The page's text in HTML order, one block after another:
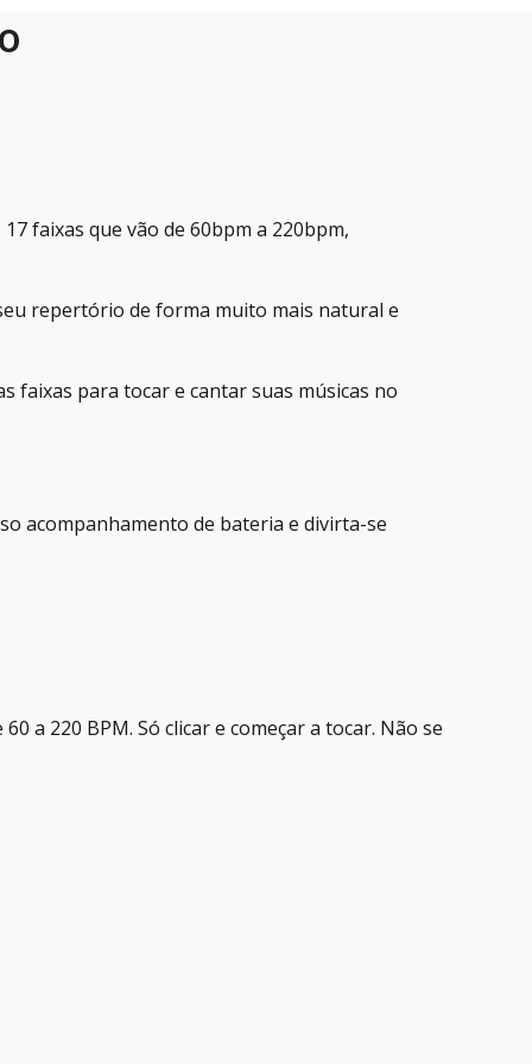
faixas que vão de 60bpm a 220bpm,
repertório de forma muito mais natural e
faixas para tocar e cantar suas músicas no
acompanhamento de bateria e divirta-se
a 220 BPM. Só clicar e começar a tocar. Não se